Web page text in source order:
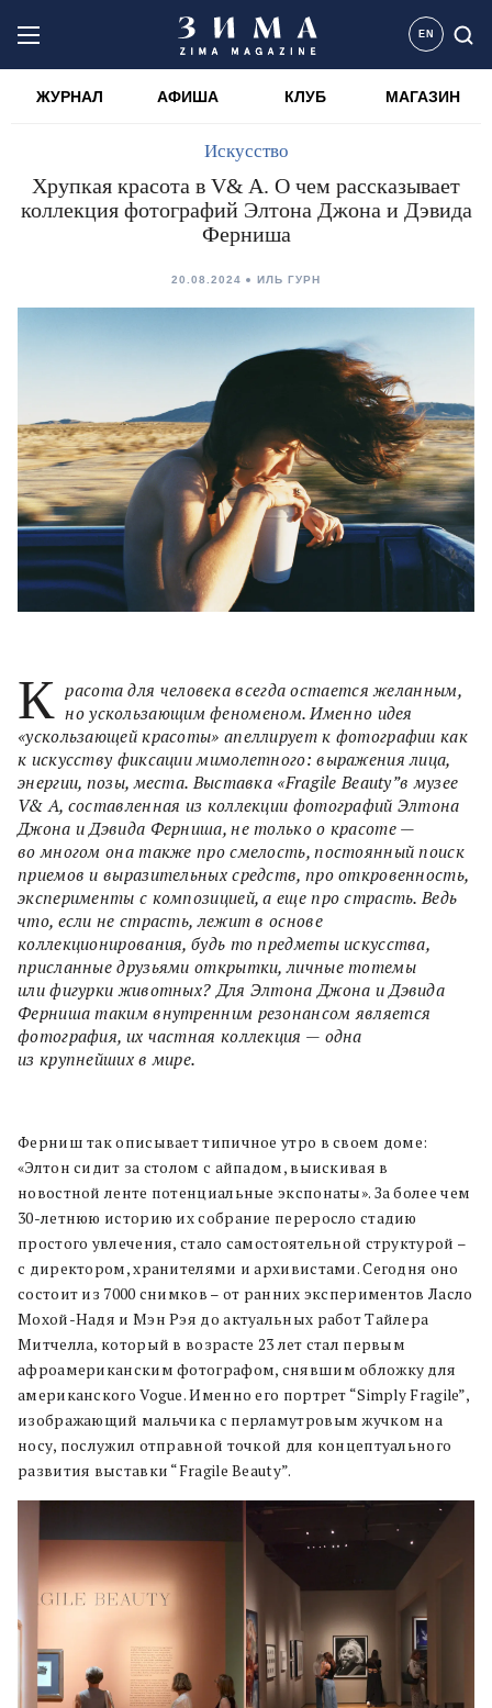
EN
ЖУРНАЛ АФИША КЛУБ МАГАЗИН
Искусство
Хрупкая красота в V& A. О чем рассказывает
коллекция фотографий Элтона Джона и Дэвида
Ферниша
20.08.2024 ИЛЬ ГУРН
К расота для человека всегда остается желанным,
но ускользающим феноменом. Именно идея
«ускользающей красоты» апеллирует к фотографии как
к искусству фиксации мимолетного: выражения лица,
энергии, позы, места. Выставка «Fragile Beauty”в музее
V& A, составленная из коллекции фотографий Элтона
Джона и Дэвида Ферниша, не только о красоте —
во многом она также про смелость, постоянный поиск
приемов и выразительных средств, про откровенность,
эксперименты с композицией, а еще про страсть. Ведь
что, если не страсть, лежит в основе
коллекционирования, будь то предметы искусства,
присланные друзьями открытки, личные тотемы
или фигурки животных? Для Элтона Джона и Дэвида
Ферниша таким внутренним резонансом является
фотография, их частная коллекция — одна
из крупнейших в мире.
Ферниш так описывает типичное утро в своем доме:
«Элтон сидит за столом с айпадом, выискивая в
новостной ленте потенциальные экспонаты». За более чем
30-летнюю историю их собрание переросло стадию
простого увлечения, стало самостоятельной структурой –
с директором, хранителями и архивистами. Сегодня оно
состоит из 7000 снимков – от ранних экспериментов Ласло
Мохой-Надя и Мэн Рэя до актуальных работ Тайлера
Митчелла, который в возрасте 23 лет стал первым
афроамериканским фотографом, снявшим обложку для
американского Vogue. Именно его портрет “Simply Fragile”,
изображающий мальчика с перламутровым жучком на
носу, послужил отправной точкой для концептуального
развития выставки “Fragile Beauty”.